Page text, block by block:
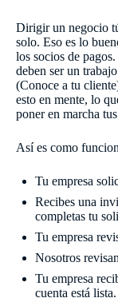
Dirigir un negocio
solo. Eso es lo
los socios de
deben ser un
(Conoce a tu
esto en mente, lo
poner en marcha
Así es como
Tu empresa
Recibes una
completas tu
Tu empresa
Nosotros
Tu empresa
cuenta está lista.